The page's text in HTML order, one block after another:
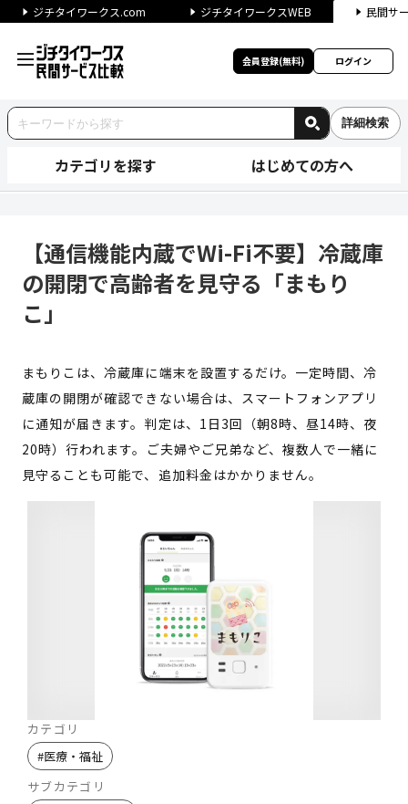
ジチタイワークス.com ジチタイワークスWEB 民間サ
会員登録(無料) ログイン
詳細検索
カテゴリを探す はじめての方へ
【通信機能内蔵でWi-Fi不要】冷蔵庫
の開閉で高齢者を見守る「まもり
こ」
まもりこは、冷蔵庫に端末を設置するだけ。一定時間、冷
蔵庫の開閉が確認できない場合は、スマートフォンアプリ
に通知が届きます。判定は、1日3回（朝8時、昼14時、夜
20時）行われます。ご夫婦やご兄弟など、複数人で一緒に
見守ることも可能で、追加料金はかかりません。
カテゴリ
#医療・福祉
サブカテゴリ